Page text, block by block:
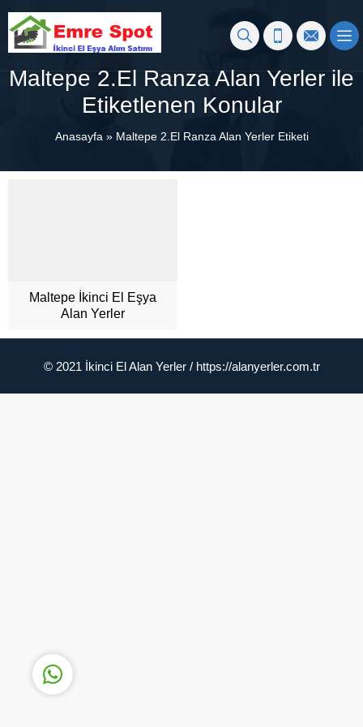
Maltepe 2.El Ranza Alan Yerler ile
Etiketlenen Konular
Anasayfa » Maltepe 2.El Ranza Alan Yerler Etiketi
Maltepe İkinci El Eşya
Alan Yerler
© 2021 İkinci El Alan Yerler / https://alanyerler.com.tr